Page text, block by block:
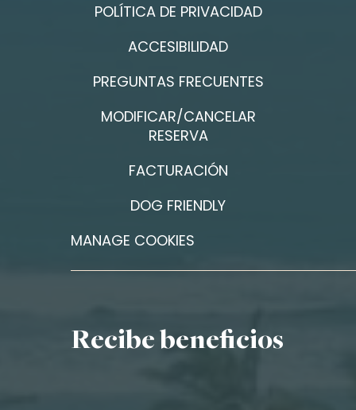
POLÍTICA DE PRIVACIDAD
ACCESIBILIDAD
PREGUNTAS FRECUENTES
MODIFICAR/CANCELAR
RESERVA
FACTURACIÓN
DOG FRIENDLY
MANAGE COOKIES
Recibe beneficios